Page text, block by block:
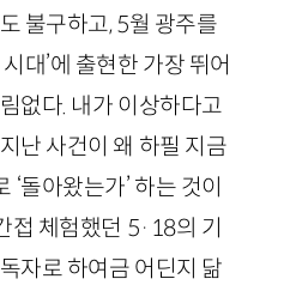
불구하고,5월 광주를
대’에 출현한 가장 뛰어
없다. 내가 이상하다고
난 사건이 왜 하필 지금
돌아왔는가’ 하는 것이
접 체험했던 5· 18의 기
자로 하여금 어딘지 닮